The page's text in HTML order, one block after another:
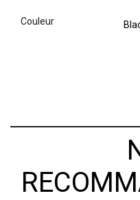
couleur